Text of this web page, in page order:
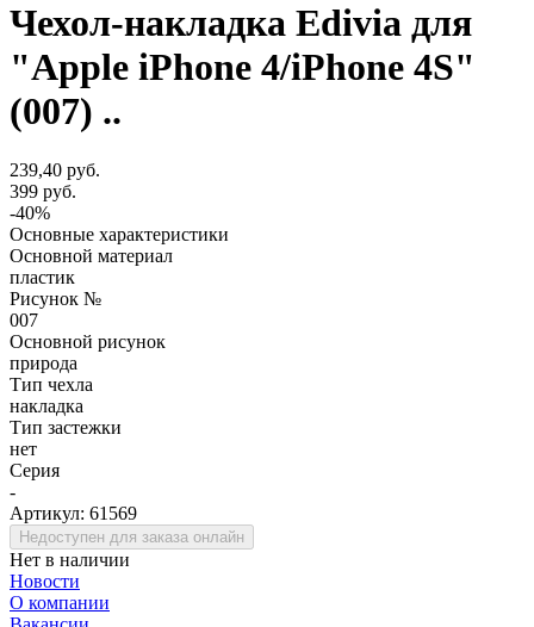
Чехол-накладка Edivia для
"Apple iPhone 4/iPhone 4S"
(007) ..
239,40 руб.
399 руб.
-40%
Основные характеристики
Основной материал
пластик
Рисунок №
007
Основной рисунок
природа
Тип чехла
накладка
Тип застежки
нет
Серия
-
Артикул: 61569
Недоступен для заказа онлайн
Нет в наличии
Новости
О компании